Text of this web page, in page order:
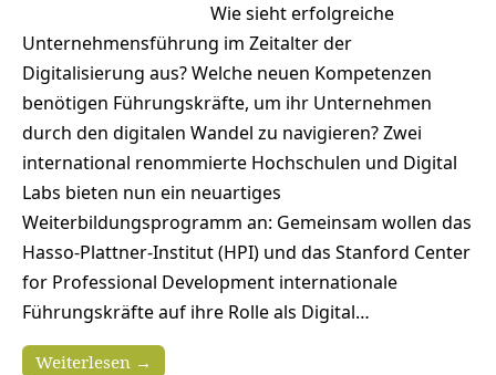
Wie sieht erfolgreiche
Unternehmensführung im Zeitalter der
Digitalisierung aus? Welche neuen Kompetenzen
benötigen Führungskräfte, um ihr Unternehmen
durch den digitalen Wandel zu navigieren? Zwei
international renommierte Hochschulen und Digital
Labs bieten nun ein neuartiges
Weiterbildungsprogramm an: Gemeinsam wollen das
Hasso-Plattner-Institut (HPI) und das Stanford Center
for Professional Development internationale
Führungskräfte auf ihre Rolle als Digital…
Weiterlesen →